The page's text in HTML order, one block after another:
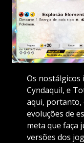
Os
Cyndaquil, e
aqui, portanto,
evoluções de
meta que faça
versões dos